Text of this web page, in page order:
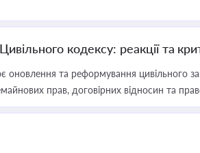
кодексу: реакції та
оновлення та реформування цивільного
прав, договірних відносин та